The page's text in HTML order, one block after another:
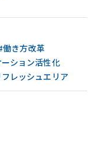
働き方改革
ション活性化
レッシュエリア